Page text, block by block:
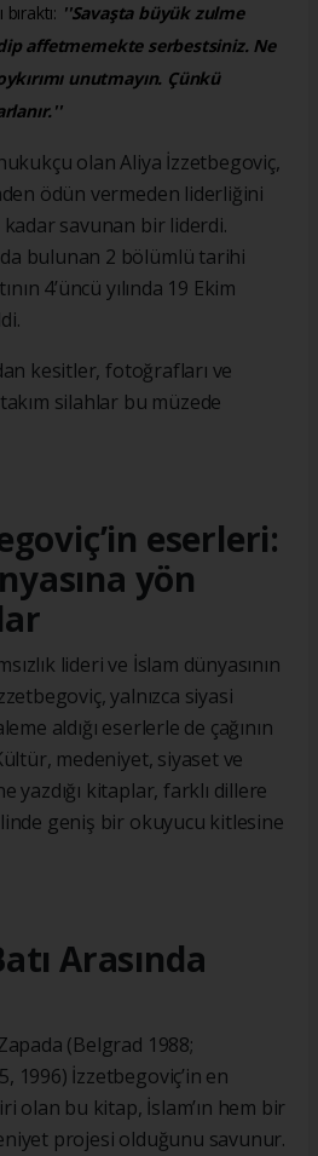
''Savaşta büyük zulme
affetmemekte serbestsiniz. Ne
unutmayın. Çünkü
olan Aliya İzzetbegoviç,
ödün vermeden liderliğini
kadar savunan bir liderdi.
bulunan 2 bölümlü tarihi
4’üncü yılında 19 Ekim
kesitler, fotoğrafları ve
silahlar bu müzede
eserleri:
yön
lideri ve İslam dünyasının
yalnızca siyasi
aldığı eserlerle de çağının
medeniyet, siyaset ve
yazdığı kitaplar, farklı dillere
geniş bir okuyucu kitlesine
Arasında
(Belgrad 1988;
1996) İzzetbegoviç’in en
olan bu kitap, İslam’ın hem bir
projesi olduğunu savunur.